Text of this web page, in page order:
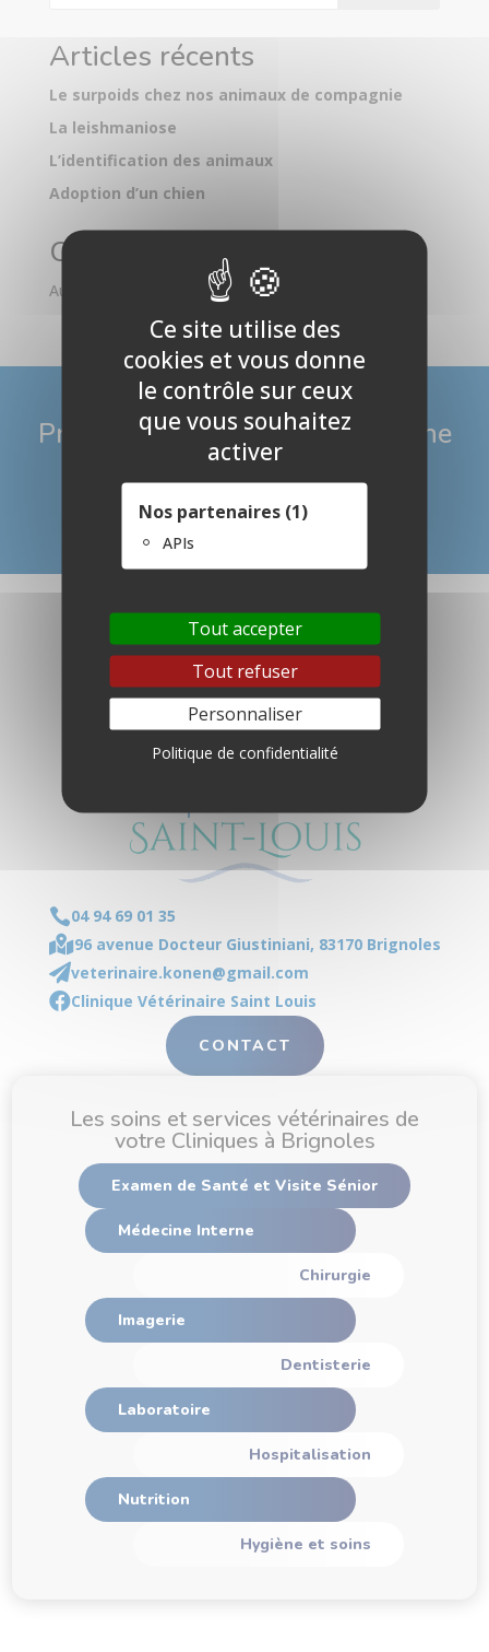
Ce site utilise des
cookies et vous donne
le contrôle sur ceux
que vous souhaitez
activer
Nos partenaires (1)
APIs
Tout accepter
Tout refuser
Personnaliser
Politique de confidentialité
Articles récents
Le surpoids chez nos animaux de compagnie
La leishmaniose
L’identification des animaux
Adoption d’un chien
Commentaires récents
Aucun commentaire à afficher.
PrendreRENDEZ-VOUSen ligne
PRENDRE RDV EN LIGNE
04 94 69 01 35
96 avenue Docteur Giustiniani, 83170 Brignoles
veterinaire.konen@gmail.com
Clinique Vétérinaire Saint Louis
CONTACT
Les soins et services vétérinaires de
votre Cliniques à Brignoles
Examen de Santé et Visite Sénior
Médecine Interne
Chirurgie
Imagerie
Dentisterie
Laboratoire
Hospitalisation
Nutrition
Hygiène et soins